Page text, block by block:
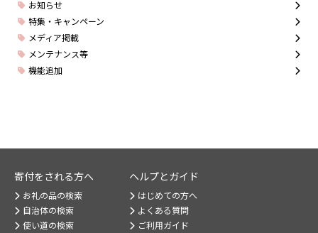
お知らせ
特集・キャンペーン
メディア掲載
メンテナンス等
機能追加
寄付をされる方へ
お礼の品の検索
自治体の検索
使い道の検索
ヘルプとガイド
はじめての方へ
よくある質問
ご利用ガイド